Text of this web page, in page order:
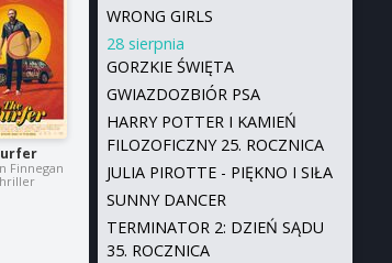
Finnegan
WRONG GIRLS
28 sierpnia
GORZKIE ŚWIĘTA
GWIAZDOZBIÓR PSA
HARRY POTTER I KAMIEŃ
FILOZOFICZNY 25. ROCZNICA
JULIA PIROTTE - PIĘKNO I SIŁA
SUNNY DANCER
TERMINATOR 2: DZIEŃ SĄDU
35. ROCZNICA